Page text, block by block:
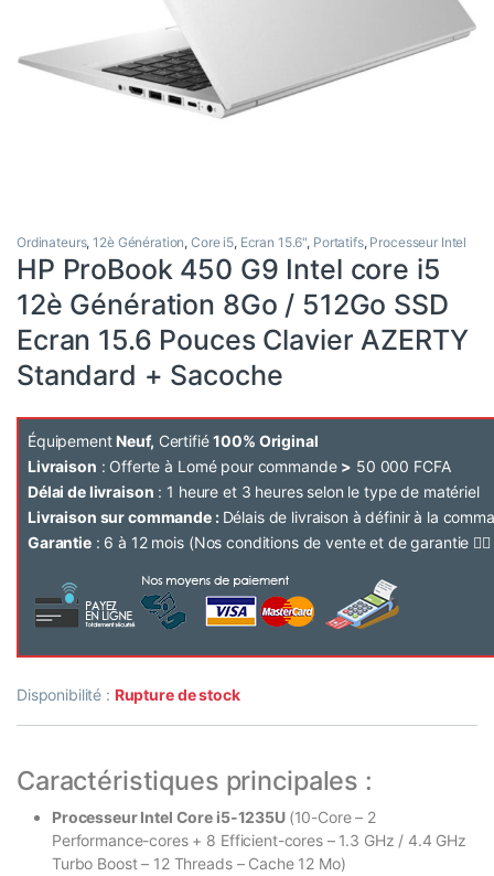
Ordinateurs,12è Génération, Core i5, Ecran 15.6", Portatifs, Processeur Intel
HP ProBook 450 G9 Intel core i5
12è Génération 8Go / 512Go SSD
Ecran 15.6 Pouces Clavier AZERTY
Standard + Sacoche
Équipement Neuf, Certifié100% Original
Livraison : Offerte à Lomé pour commande > 50 000 FCFA
Délai de livraison : 1 heure et 3 heures selon le type de matériel
Livraison sur commande : Délais de livraison à définir à la
Garantie: 6 à 12 mois (Nos conditions de vente et de garantie 👉🏽
Disponibilité : Rupture de stock
Caractéristiques principales :
Processeur Intel Core i5-1235U (10-Core – 2
Performance-cores + 8 Efficient-cores – 1.3 GHz / 4.4 GHz
Turbo Boost – 12 Threads – Cache 12 Mo)